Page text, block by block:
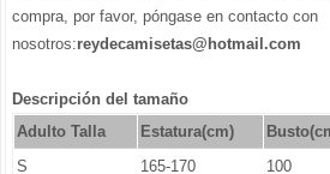
compra, por favor, póngase en contacto con
nosotros:reydecamisetas@hotmail.com
Descripción del tamaño
Adulto Talla
Estatura(cm)
S
165-170 100